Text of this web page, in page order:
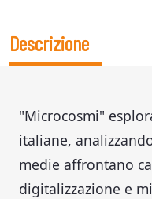
Descrizione
"Microcosmi"
italiane,
medie affrontano
digitalizzazione e